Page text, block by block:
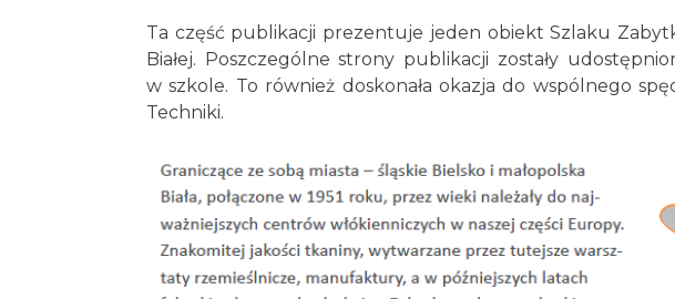
Ta część publikacji prezentuje jeden obiekt Szlaku
Białej. Poszczególne strony publikacji zostały
w szkole. To również doskonała okazja do wspólnego
Techniki.